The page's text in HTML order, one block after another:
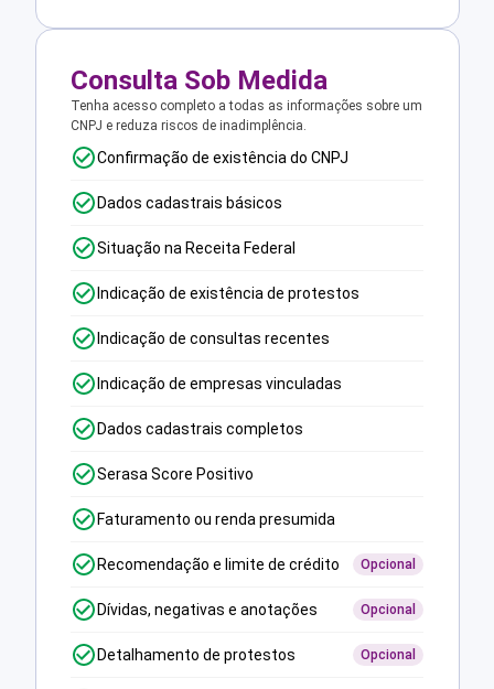
Consulta Sob Medida
Tenha acesso completo a todas as informações sobre um
CNPJ e reduza riscos de inadimplência.
Confirmação de existência do CNPJ
Dados cadastrais básicos
Situação na Receita Federal
Indicação de existência de protestos
Indicação de consultas recentes
Indicação de empresas vinculadas
Dados cadastrais completos
Serasa Score Positivo
Faturamento ou renda presumida
Recomendação e limite de crédito Opcional
Dívidas, negativas e anotações Opcional
Detalhamento de protestos Opcional